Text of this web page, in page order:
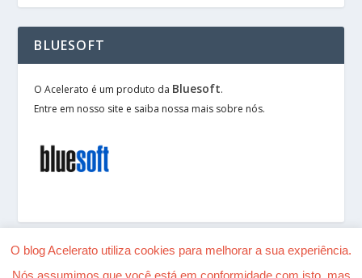
BLUESOFT
O Acelerato é um produto da Bluesoft.
Entre em nosso site e saiba nossa mais sobre nós.
O blog Acelerato utiliza cookies para melhorar a sua experiência.
Nós assumimos que você está em conformidade com isto, mas